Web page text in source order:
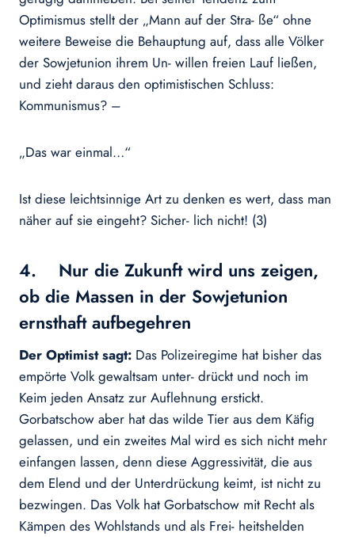
Optimismus stellt der „Mann auf der Stra- ße“ ohne
weitere Beweise die Behauptung auf, dass alle Völker
der Sowjetunion ihrem Un- willen freien Lauf ließen,
und zieht daraus den optimistischen Schluss:
Kommunismus? –
„Das war einmal…“
Ist diese leichtsinnige Art zu denken es wert, dass man
näher auf sie eingeht? Sicher- lich nicht! (3)
4. Nur die Zukunft wird uns zeigen,
ob die Massen in der Sowjetunion
ernsthaft aufbegehren
Der Optimist sagt: Das Polizeiregime hat bisher das
empörte Volk gewaltsam unter- drückt und noch im
Keim jeden Ansatz zur Auflehnung erstickt.
Gorbatschow aber hat das wilde Tier aus dem Käfig
gelassen, und ein zweites Mal wird es sich nicht mehr
einfangen lassen, denn diese Aggressivität, die aus
dem Elend und der Unterdrückung keimt, ist nicht zu
bezwingen. Das Volk hat Gorbatschow mit Recht als
Kämpen des Wohlstands und als Frei- heitshelden